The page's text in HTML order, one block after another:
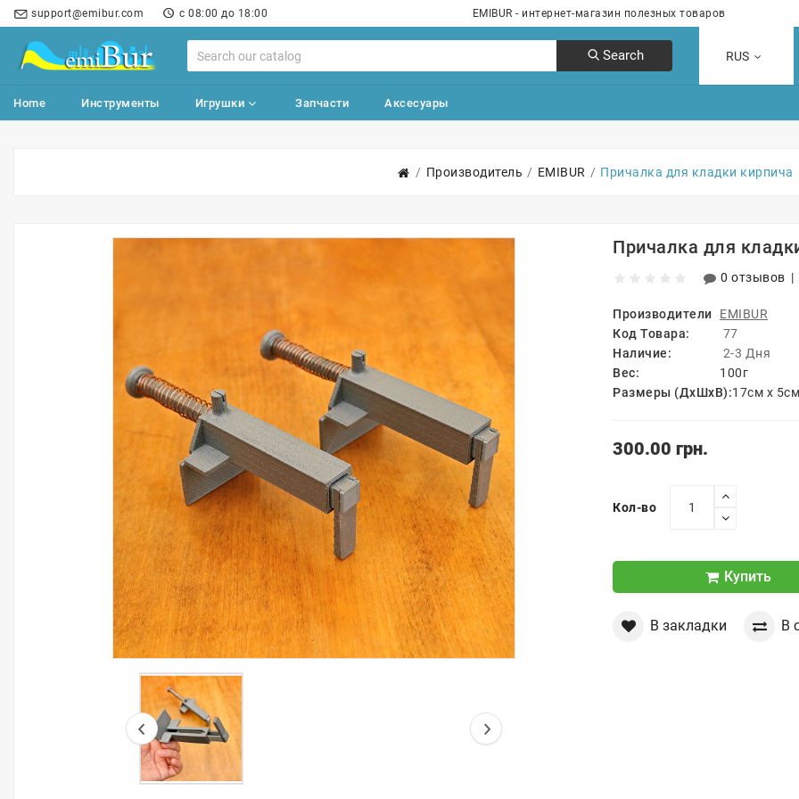
support@emibur.com с 08:00 до 18:00 EMIBUR - интернет-магазин полезных товаров
Search RUS
Home Инструменты Игрушки Запчасти Аксесуары
Производитель EMIBUR Причалка для кладки кирпича
Причалка для
0 отзывов |
Производители
EMIBUR
Код Товара:
77
Наличие:
2-3 Дня
Вес:
100г
Размеры (ДxШxВ):17см x
300.00 грн.
Кол-во
Купить
В закладки В